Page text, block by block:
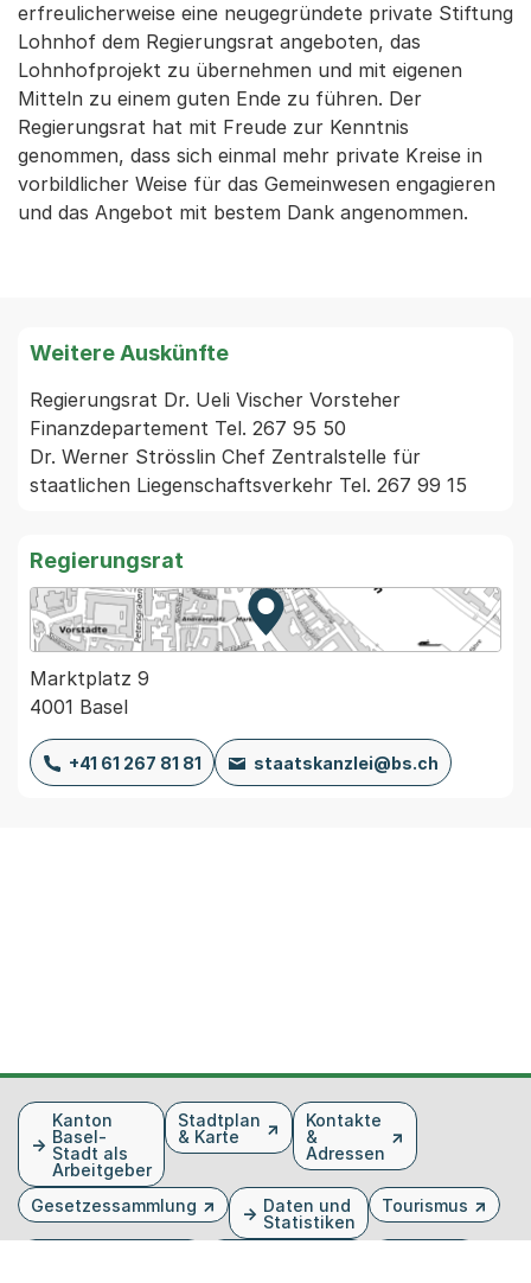
erfreulicherweise eine neugegründete private Stiftung
Lohnhof dem Regierungsrat angeboten, das
Lohnhofprojekt zu übernehmen und mit eigenen
Mitteln zu einem guten Ende zu führen. Der
Regierungsrat hat mit Freude zur Kenntnis
genommen, dass sich einmal mehr private Kreise in
vorbildlicher Weise für das Gemeinwesen engagieren
und das Angebot mit bestem Dank angenommen.
Weitere Auskünfte
Regierungsrat Dr. Ueli Vischer Vorsteher
Finanzdepartement Tel. 267 95 50
Dr. Werner Strösslin Chef Zentralstelle für
Regierungsrat
Zur Karte von MapBS.
Externer Link, wird in einem
Marktplatz 9
4001 Basel
+41 61 267 81 81 staatskanzlei@bs.ch
FusszeileKanton
Basel-
Stadt als
Arbeitgeber
Stadtplan
& Karte
Kontakte
&
Adressen
Gesetzessammlung
Daten und
Statistiken
Tourismus